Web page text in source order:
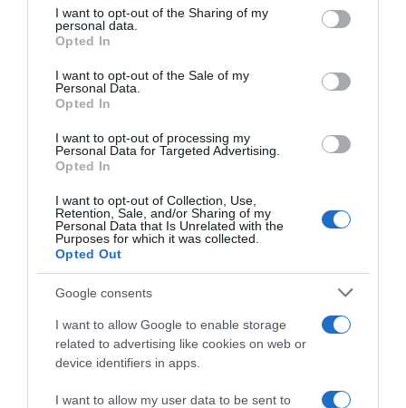
not limited to your visit or usage behaviour. You may click to
grant or deny consent to Google and its third-party tags to
use your data for below specified purposes in below Google
consent section.
I want to opt-out of the Sharing of my
personal data.
Opted In
I want to opt-out of the Sale of my
Personal Data.
Opted In
I want to opt-out of processing my
Personal Data for Targeted Advertising.
Opted In
I want to opt-out of Collection, Use,
Retention, Sale, and/or Sharing of my
Personal Data that Is Unrelated with the
Purposes for which it was collected.
Opted Out
Google consents
I want to allow Google to enable storage
related to advertising like cookies on web or
device identifiers in apps.
I want to allow my user data to be sent to
ΠΟΛΙΤΙΚΗ
Μαρία Σπυράκη – Το βιογραφικό, η ηλικία, ο
σύζυγος και τα παιδιά της ευρωβουλευτή της
Έχει αποκτήσει δύο παιδιά με εξωσωματική
γονιμοποίηση